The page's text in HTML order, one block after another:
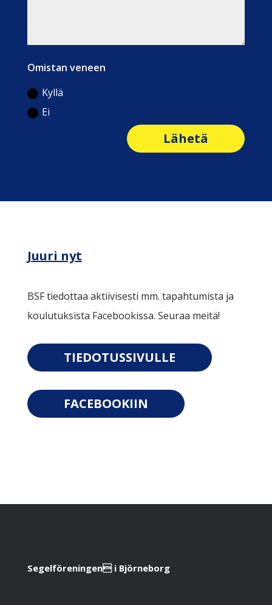
Omistan veneen
Kyllä
Ei
Lähetä
Juuri nyt
BSF tiedottaa aktiivisesti mm. tapahtumista ja
koulutuksista Facebookissa. Seuraa meitä!
TIEDOTUSSIVULLE
FACEBOOKIIN
Segelföreningen i Björneborg